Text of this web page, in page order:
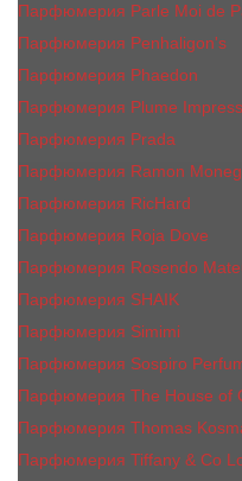
Парфюмерия Parle Moi de
Парфюмерия Penhaligon's
Парфюмерия Phaedon
Парфюмерия Plume
Парфюмерия Prada
Парфюмерия Ramon
Парфюмерия RicHard
Парфюмерия Roja Dove
Парфюмерия Rosendo
Парфюмерия SHAIK
Парфюмерия Simimi
Парфюмерия Sospiro
Парфюмерия The House of
Парфюмерия Thomas
Парфюмерия Tiffany & Co